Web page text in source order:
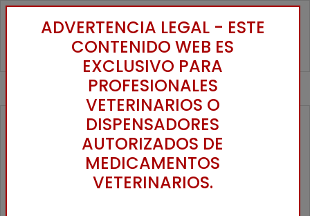
Grupos de familia
ALERGIAS/PICORES
BLOQUES MINERALES
ADVERTENCIA LEGAL - ESTE
CONTENIDO WEB ES
EXCLUSIVO PARA
PROFESIONALES
VETERINARIOS O
DISPENSADORES
AUTORIZADOS DE
MEDICAMENTOS
VETERINARIOS.